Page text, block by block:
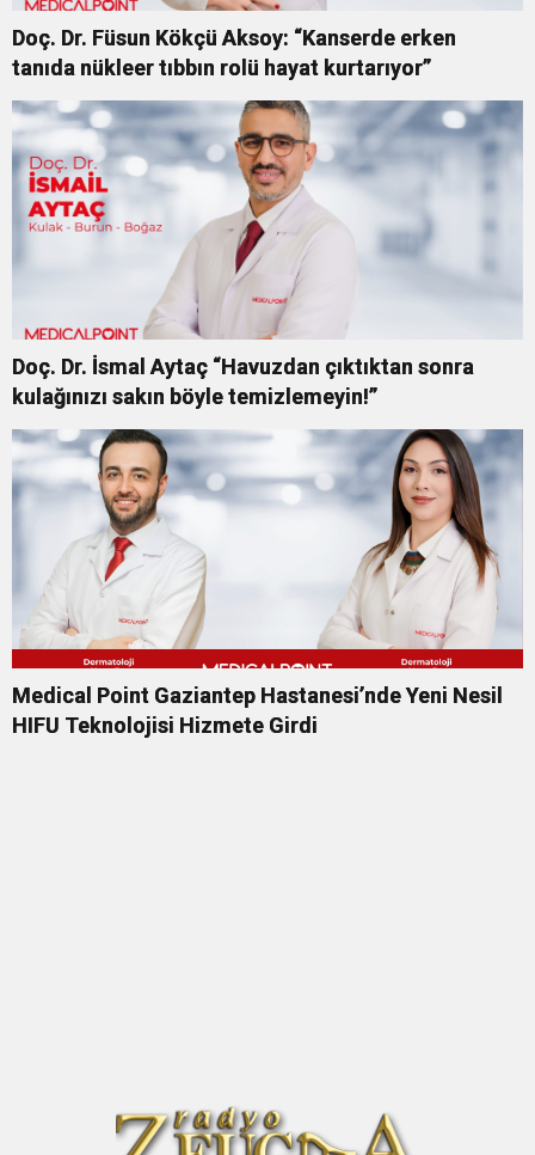
Doç. Dr. Füsun Kökçü Aksoy: “Kanserde erken
tanıda nükleer tıbbın rolü hayat kurtarıyor”
Doç. Dr. İsmal Aytaç “Havuzdan çıktıktan sonra
kulağınızı sakın böyle temizlemeyin!”
Medical Point Gaziantep Hastanesi’nde Yeni Nesil
HIFU Teknolojisi Hizmete Girdi